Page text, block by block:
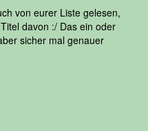
von eurer Liste gelesen,
davon :/ Das ein oder
sicher mal genauer